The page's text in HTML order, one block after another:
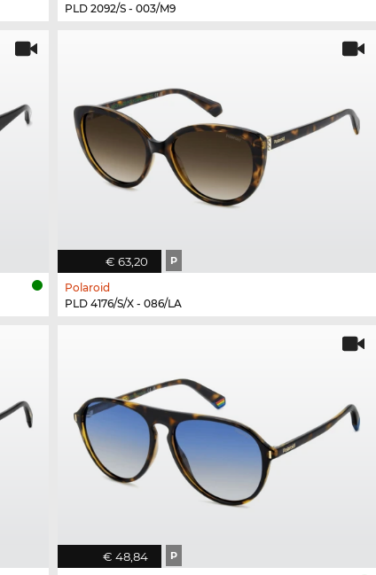
PLD 2092/S - 003/M9
€ 63,20 P
Polaroid
PLD 4176/S/X - 086/LA
€ 48,84 P